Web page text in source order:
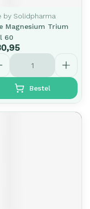
by Solidpharma
Magnesium Trium
60
Bestel